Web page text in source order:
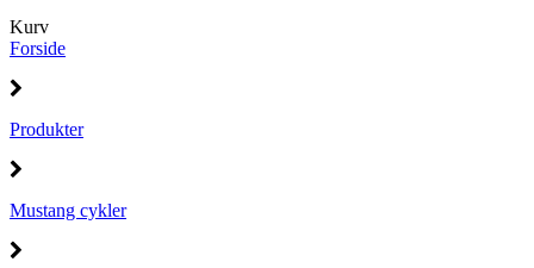
Kurv
Forside
Produkter
Mustang cykler